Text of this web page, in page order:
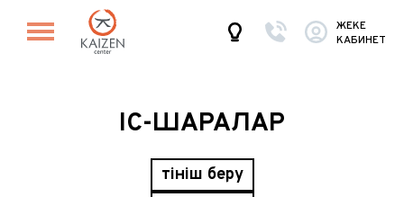
ЖЕКЕ
КАБИНЕТ
ІС-ШАРАЛАР
Өтініш беру